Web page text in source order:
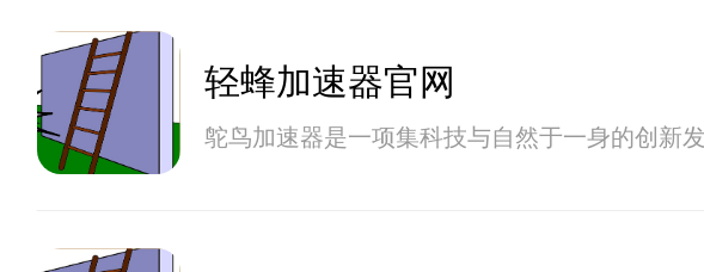
轻蜂加速器官网
鸵鸟加速器是一项集科技与自然于一身的创新